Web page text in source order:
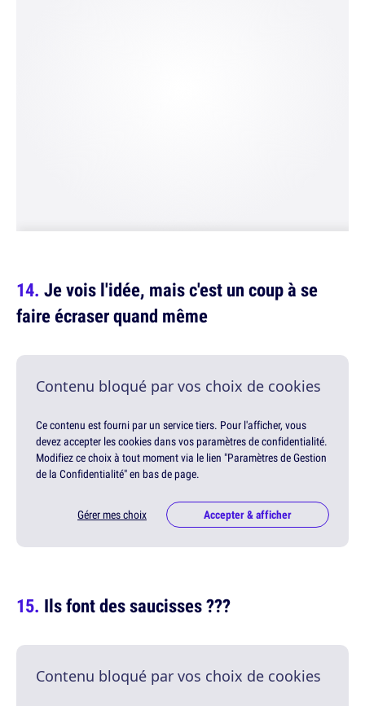
Je vois l'idée, mais c'est un coup à se
faire écraser quand même
Contenu bloqué par vos choix de cookies
Ce contenu est fourni par un service tiers. Pour l'afficher, vous
devez accepter les cookies dans vos paramètres de confidentialité.
Modifiez ce choix à tout moment via le lien "Paramètres de Gestion
de la Confidentialité" en bas de page.
Gérer mes choix Accepter & afficher
Ils font des saucisses ???
Contenu bloqué par vos choix de cookies